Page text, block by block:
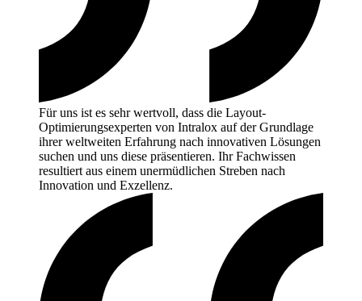
Für uns ist es sehr wertvoll, dass die Layout-
Optimierungsexperten von Intralox auf der Grundlage
ihrer weltweiten Erfahrung nach innovativen Lösungen
suchen und uns diese präsentieren. Ihr Fachwissen
resultiert aus einem unermüdlichen Streben nach
Innovation und Exzellenz.